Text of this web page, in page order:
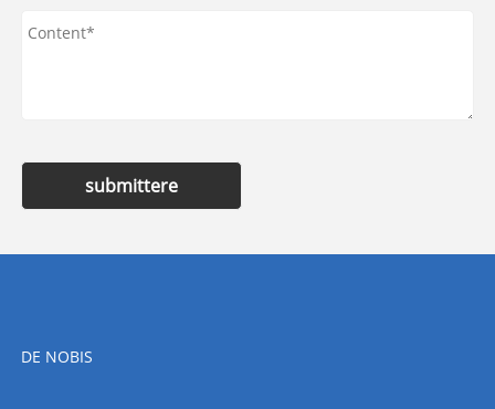
submittere
DE NOBIS